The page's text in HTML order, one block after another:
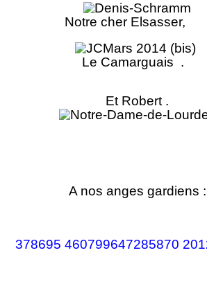
Notre cher Elsasser,
Le Camarguais .
Et Robert .
A nos anges gardiens :